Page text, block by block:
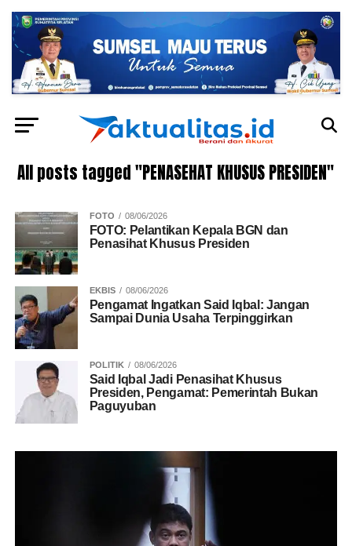
All posts tagged "PENASEHAT KHUSUS PRESIDEN"
FOTO 08/06/2026
FOTO: Pelantikan Kepala BGN dan
Penasihat Khusus Presiden
EKBIS 08/06/2026
Pengamat Ingatkan Said Iqbal: Jangan
Sampai Dunia Usaha Terpinggirkan
POLITIK 08/06/2026
Said Iqbal Jadi Penasihat Khusus
Presiden, Pengamat: Pemerintah Bukan
Paguyuban